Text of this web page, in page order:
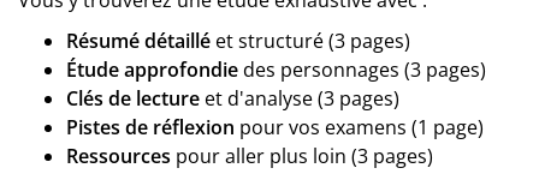
Résumé détaillé et structuré (3 pages)
Étude approfondiedes personnages (3 pages)
Clés de lecture et d'analyse (3 pages)
Pistes de réflexion pour vos examens (1 page)
Ressources pour aller plus loin (3 pages)